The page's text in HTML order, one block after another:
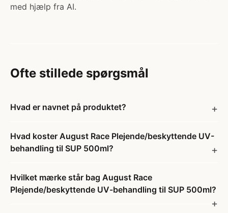
med hjælp fra AI.
Ofte stillede spørgsmål
Hvad er navnet på produktet?
Hvad koster August Race Plejende/beskyttende UV-
behandling til SUP 500ml?
Hvilket mærke står bag August Race
Plejende/beskyttende UV-behandling til SUP 500ml?